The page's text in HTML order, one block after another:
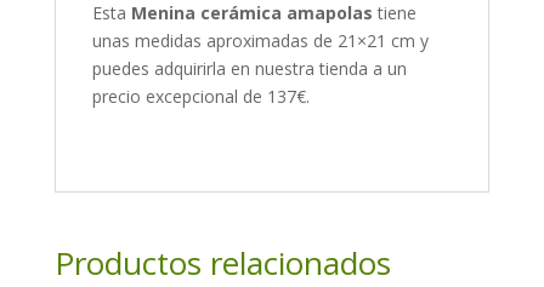
Esta Menina cerámica amapolastiene
unas medidas aproximadas de 21×21 cm y
puedes adquirirla en nuestra tienda a un
precio excepcional de 137€.
Productos relacionados